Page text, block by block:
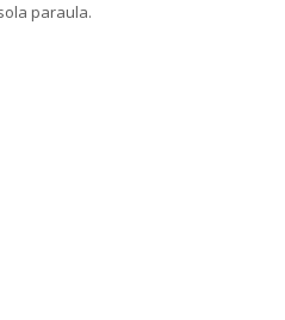
paraula.